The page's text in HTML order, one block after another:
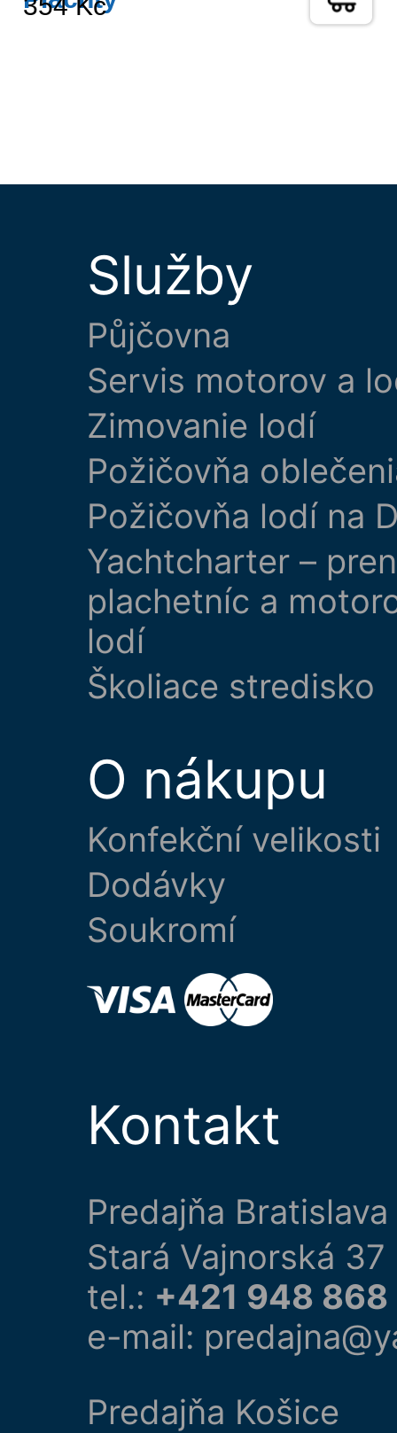
Služby
Půjčovna
Servis motorov a
Zimovanie lodí
Požičovňa
Požičovňa lodí na
Yachtcharter –
plachetníc a
lodí
Školiace stredisko
O nákupu
Konfekční velikosti
Dodávky
Soukromí
Kontakt
Predajňa Bratislava
Stará Vajnorská 37
tel.: +421 948
e-mail:
Predajňa Košice